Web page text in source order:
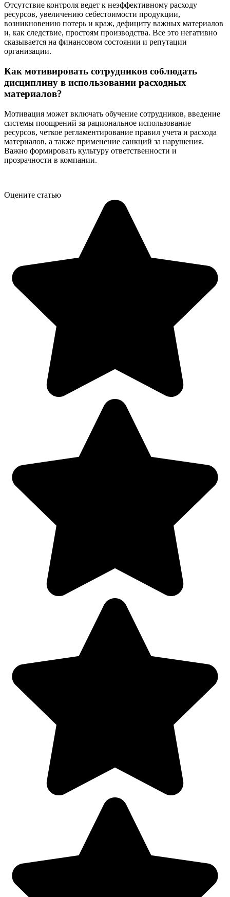
Отсутствие контроля ведет к неэффективному расходу
ресурсов, увеличению себестоимости продукции,
возникновению потерь и краж, дефициту важных материалов
и, как следствие, простоям производства. Все это негативно
сказывается на финансовом состоянии и репутации
организации.
Как мотивировать сотрудников соблюдать
дисциплину в использовании расходных
материалов?
Мотивация может включать обучение сотрудников, введение
системы поощрений за рациональное использование
ресурсов, четкое регламентирование правил учета и расхода
материалов, а также применение санкций за нарушения.
Важно формировать культуру ответственности и
прозрачности в компании.
Оцените статью